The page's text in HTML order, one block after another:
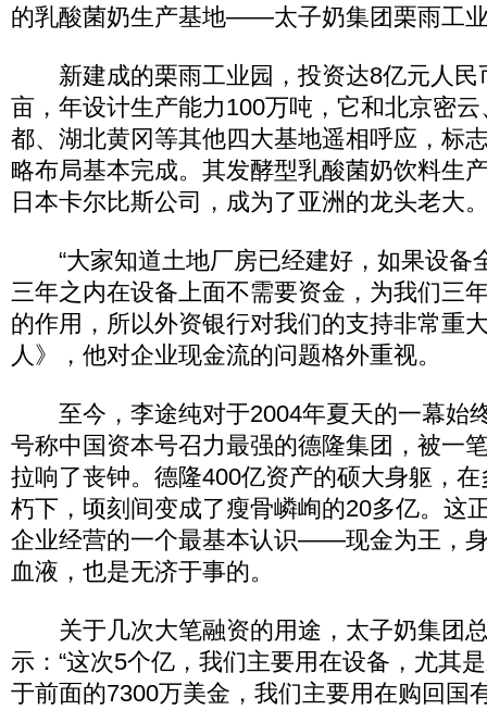
的乳酸菌奶生产基地——太子奶集团栗雨工
新建成的栗雨工业园，投资达8亿元人民
亩，年设计生产能力100万吨，它和北京密
都、湖北黄冈等其他四大基地遥相呼应，标
略布局基本完成。其发酵型乳酸菌奶饮料生
日本卡尔比斯公司，成为了亚洲的龙头老大
“大家知道土地厂房已经建好，如果设备
三年之内在设备上面不需要资金，为我们三
的作用，所以外资银行对我们的支持非常重
人》，他对企业现金流的问题格外重视。
至今，李途纯对于2004年夏天的一幕始
号称中国资本号召力最强的德隆集团，被一
拉响了丧钟。德隆400亿资产的硕大身躯，
朽下，顷刻间变成了瘦骨嶙峋的20多亿。这
企业经营的一个最基本认识——现金为王，
血液，也是无济于事的。
关于几次大笔融资的用途，太子奶集团
示：“这次5个亿，我们主要用在设备，尤其
于前面的7300万美金，我们主要用在购回国